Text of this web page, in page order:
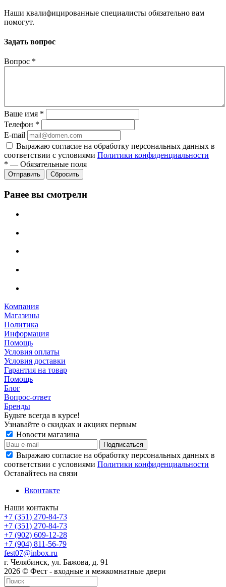
Наши квалифицированные специалисты обязательно вам
помогут.
Задать вопрос
Вопрос *
Ваше имя *
Телефон *
E-mail
Выражаю согласие на обработку персональных данных в
соответствии с условиями Политики конфиденциальности
* — Обязательные поля
Отправить Сбросить
Ранее вы смотрели
Компания
Магазины
Политика
Информация
Помощь
Условия оплаты
Условия доставки
Гарантия на товар
Помощь
Блог
Вопрос-ответ
Бренды
Будьте всегда в курсе!
Узнавайте о скидках и акциях первым
Новости магазина
Выражаю согласие на обработку персональных данных в
соответствии с условиями Политики конфиденциальности
Оставайтесь на связи
Вконтакте
Наши контакты
+7 (351) 270-84-73
+7 (351) 270-84-73
+7 (902) 609-12-28
+7 (904) 811-56-79
fest07@inbox.ru
г. Челябинск, ул. Бажова, д. 91
2026 © Фест - входные и межкомнатные двери